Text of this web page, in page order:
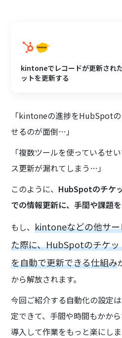
kintoneでレコードが更新され
ットを更新する
「kintoneの進捗をHubSpot
せるのが面倒…」
「複数ツールを使っているせ
ス更新が漏れてしまう…」
このように、 HubSpotのチケ
での情報更新に、手間や課題
もし、kintoneなどの他サ
た際に、HubSpotのチケ
を自動で更新できる仕組み
から解放されます。
今回ご紹介する自動化の設定
定できて、手間や時間もかか
導入して作業をもっと楽にしま